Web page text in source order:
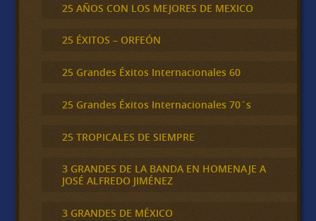
25 AÑOS CON LOS MEJORES DE MEXICO
25 ÉXITOS – ORFEÓN
25 Grandes Éxitos Internacionales 60
25 Grandes Éxitos Internacionales 70´s
25 TROPICALES DE SIEMPRE
3 GRANDES DE LA BANDA EN HOMENAJE A
JOSÉ ALFREDO JIMÉNEZ
3 GRANDES DE MÉXICO